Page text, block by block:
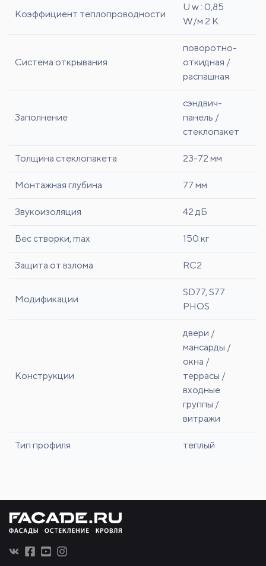
Коэффициент теплопроводности
U w : 0,85
W/м 2 К
Система открывания
поворотно-
откидная /
распашная
Заполнение
сэндвич-
панель /
стеклопакет
Толщина стеклопакета 23-72 мм
Монтажная глубина 77 мм
Звукоизоляция 42 дБ
Вес створки, max 150 кг
Защита от взлома RC2
Модификации
SD77, S77
PHOS
Конструкции
двери /
мансарды /
окна /
террасы /
входные
группы /
витражи
Тип профиля теплый